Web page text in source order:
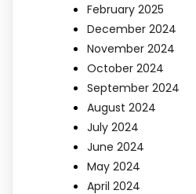
February 2025
December 2024
November 2024
October 2024
September 2024
August 2024
July 2024
June 2024
May 2024
April 2024